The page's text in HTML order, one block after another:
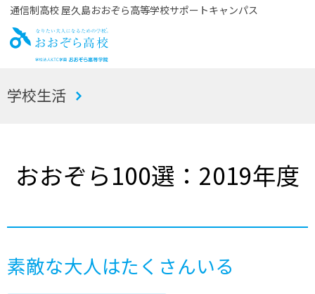
通信制高校 屋久島おおぞら高等学校サポートキャンパス
お
学校生活
おおぞら100選：2019年度
素敵な大人はたくさんいる